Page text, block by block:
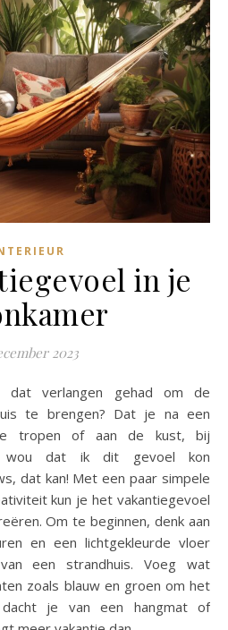
in je
2023
te brengen? Dat je na een
tropen of aan de kust, bij
wou dat ik dit gevoel kon
dat kan! Met een paar simpele
kun je het vakantiegevoel
Om te beginnen, denk aan
en een lichtgekleurde vloer
een strandhuis. Voeg wat
zoals blauw en groen om het
je van een hangmat of